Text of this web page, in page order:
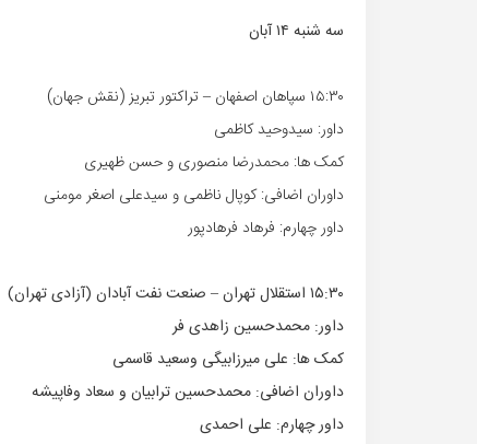
سه شنبه ۱۴ آبان
۱۵:۳۰ سپاهان اصفهان – تراکتور تبریز (نقش جهان)
داور: سیدوحید کاظمی
کمک ها: محمدرضا منصوری و حسن ظهیری
داوران اضافی: کوپال ناظمی و سیدعلی اصغر مومنی
داور چهارم: فرهاد فرهادپور
۱۵:۳۰ استقلال تهران – صنعت نفت آبادان (آزادی تهران)
داور: محمدحسین زاهدی فر
کمک ها: علی میرزابیگی وسعید قاسمی
داوران اضافی: محمدحسین ترابیان و سعاد وفاپیشه
داور چهارم: علی احمدی